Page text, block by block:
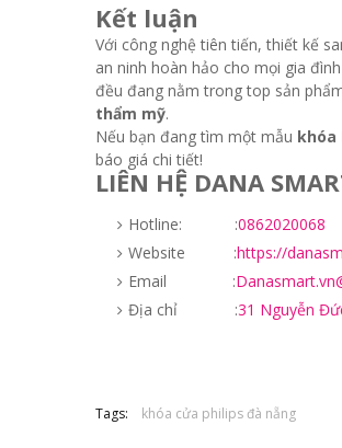
Kết luận
Với công nghệ tiên tiến, thiết kế
an ninh hoàn hảo cho mọi gia
đều đang nằm trong top sản
thẩm mỹ.
Nếu bạn đang tìm một mẫu khóa
báo giá chi tiết!
LIÊN HỆ DANA
Hotline: :0862020068
Website :https://
Email :
Địa chỉ :31 Nguyễn
Tags: khóa cửa philips đà nẵng